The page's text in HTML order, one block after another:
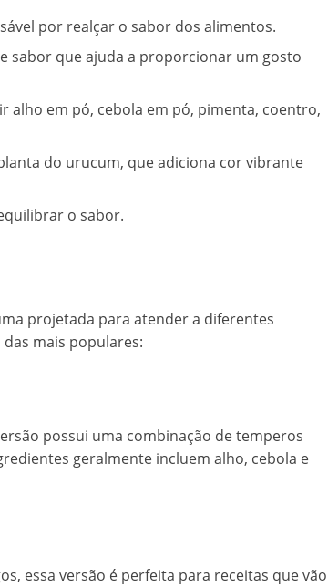
por realçar o sabor dos alimentos.
sabor que ajuda a proporcionar um gosto
alho em pó, cebola em pó, pimenta, coentro,
do urucum, que adiciona cor vibrante
o sabor.
projetada para atender a diferentes
mais populares:
possui uma combinação de temperos
geralmente incluem alho, cebola e
essa versão é perfeita para receitas que vão